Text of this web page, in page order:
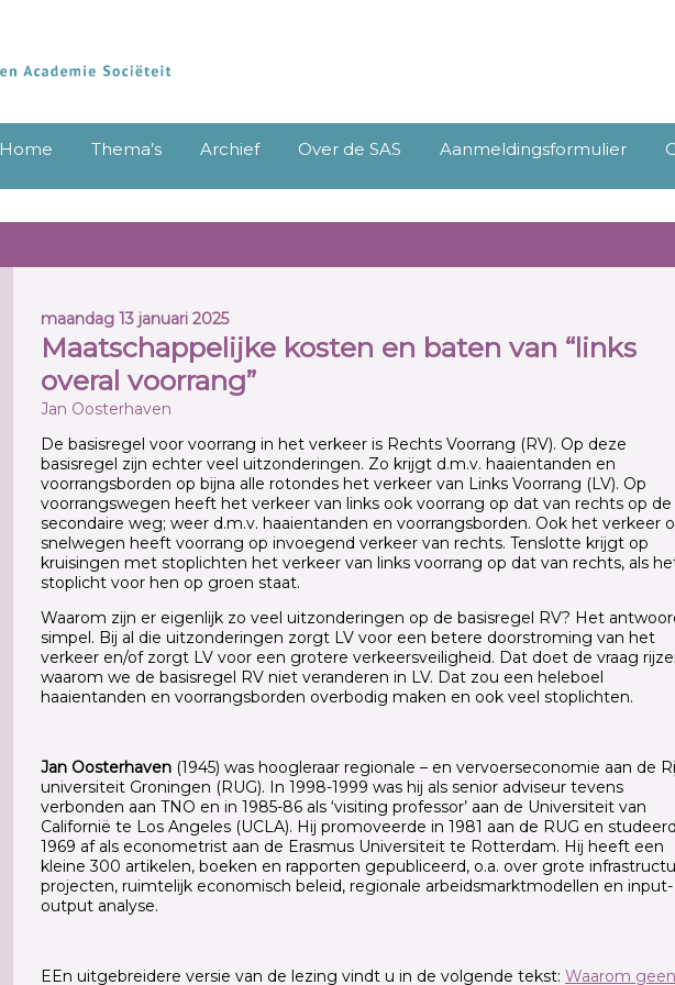
Home Thema’s Archief Over de SAS Aanmeldingsformulier
maandag 13 januari 2025
Maatschappelijke kosten en baten van “links
overal voorrang”
Jan Oosterhaven
De basisregel voor voorrang in het verkeer is Rechts Voorrang (RV). Op deze
basisregel zijn echter veel uitzonderingen. Zo krijgt d.m.v. haaientanden en
voorrangsborden op bijna alle rotondes het verkeer van Links Voorrang (LV). Op
voorrangswegen heeft het verkeer van links ook voorrang op dat van rechts op de
secondaire weg; weer d.m.v. haaientanden en voorrangs­borden. Ook het verkeer
snelwegen heeft voorrang op invoegend verkeer van rechts. Tenslotte krijgt op
kruisingen met stoplichten het verkeer van links voorrang op dat van rechts, als
stoplicht voor hen op groen staat.
Waarom zijn er eigenlijk zo veel uitzonderingen op de basisregel RV? Het
simpel. Bij al die uitzonderingen zorgt LV voor een betere doorstroming van het
verkeer en/of zorgt LV voor een grotere verkeersveiligheid. Dat doet de vraag
waarom we de basisregel RV niet veranderen in LV. Dat zou een heleboel
haaientanden en voorrangsborden overbodig maken en ook veel stoplichten.
Jan Oosterhaven (1945) was hoogleraar regionale – en vervoerseconomie aan de
universiteit Groningen (RUG). In 1998-1999 was hij als senior adviseur tevens
verbonden aan TNO en in 1985-86 als ‘visiting professor’ aan de Universiteit van
Californië te Los Angeles (UCLA). Hij promoveerde in 1981 aan de RUG en
1969 af als econometrist aan de Erasmus Universiteit te Rotterdam. Hij heeft een
kleine 300 artikelen, boeken en rapporten gepubliceerd, o.a. over grote
projecten, ruimtelijk economisch beleid, regionale arbeidsmarkt­modellen en input-
output analyse.
EEn uitgebreidere versie van de lezing vindt u in de volgende tekst: Waarom